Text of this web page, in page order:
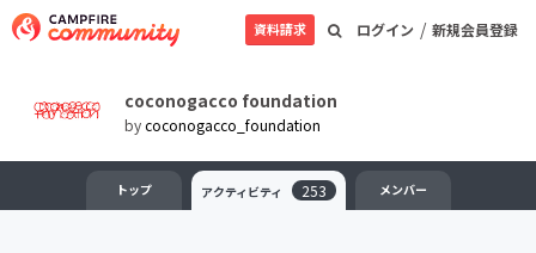
ログイン / 新規会員登録
資料請求
coconogacco foundation
bycoconogacco_foundation
トップ アクティビティ 253 メンバー